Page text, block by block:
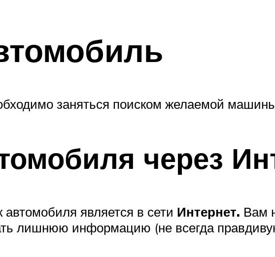
заняться поиском желаемой
через
является в сети Интернет. Вам
лишнюю информацию (не всегда